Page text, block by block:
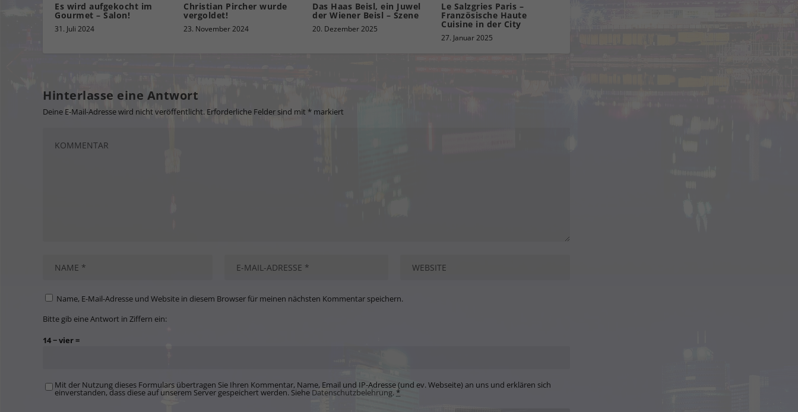
Es wird aufgekocht im
Gourmet – Salon!
31. Juli 2024
Christian Pircher wurde
vergoldet!
23. November 2024
Das Haas Beisl, ein Juwel
der Wiener Beisl – Szene
20. Dezember 2025
Le Salzgries Paris –
Französische Haute
Cuisine in der City
27. Januar 2025
Hinterlasse eine Antwort
Deine E-Mail-Adresse wird nicht veröffentlicht. Erforderliche Felder sind mit * markiert
Name, E-Mail-Adresse und Website in diesem Browser für meinen nächsten Kommentar speichern.
Bitte gib eine Antwort in Ziffern ein:
14 − vier =
Mit der Nutzung dieses Formulars übertragen Sie Ihren Kommentar, Name, Email und IP-Adresse (und ev. Webseite) an uns und erklären sich
einverstanden, dass diese auf unserem Server gespeichert werden. Siehe Datenschutzbelehrung.*